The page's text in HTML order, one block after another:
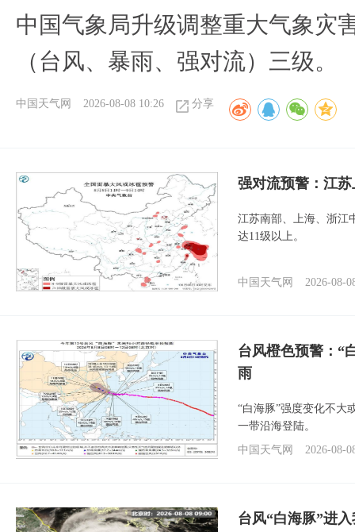
中国气象局升级调整重大气象灾
（台风、暴雨、强对流）三级。
中国天气网 2026-08-08 10:26 分享
强对流预警：江
江苏南部、上海、浙江
达11级以上。
中国天气网 2026-08-
台风橙色预警：“
雨
“白海豚”强度变化不大
一带沿海登陆。
中国天气网
2026-08-
台风“白海豚”进